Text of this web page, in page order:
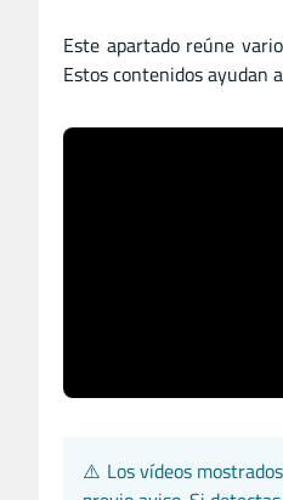
Este apartado reúne
Estos contenidos ayudan
⚠️ Los vídeos